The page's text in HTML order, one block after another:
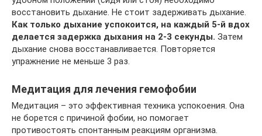
восстановить дыхание. Не стоит задерживать дыхание.
Как только дыхание успокоится, на каждый 5-й вдох
делается задержка дыхания на 2-3 секунды. Затем
дыхание снова восстанавливается. Повторяется
упражнение не меньше 3 раз.
Медитация для лечения гемофобии
Медитация – это эффективная техника успокоения. Она
не борется с причиной фобии, но помогает
противостоять спонтанным реакциям организма.